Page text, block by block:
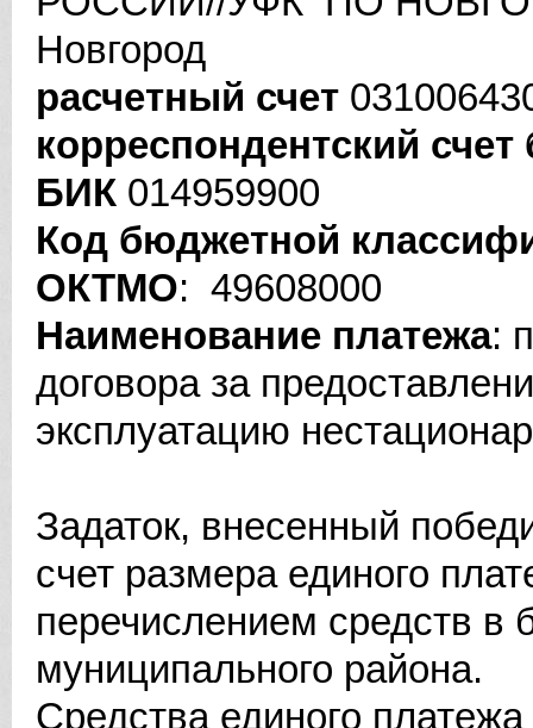
Новгород
расчетный счет
корреспондентский счет
БИК 014959900
Код бюджетной
ОКТМО: 49608000
Наименование платежа:
договора за
эксплуатацию
Задаток, внесенный
счет размера единого
перечислением средств в
муниципального района.
Средства единого